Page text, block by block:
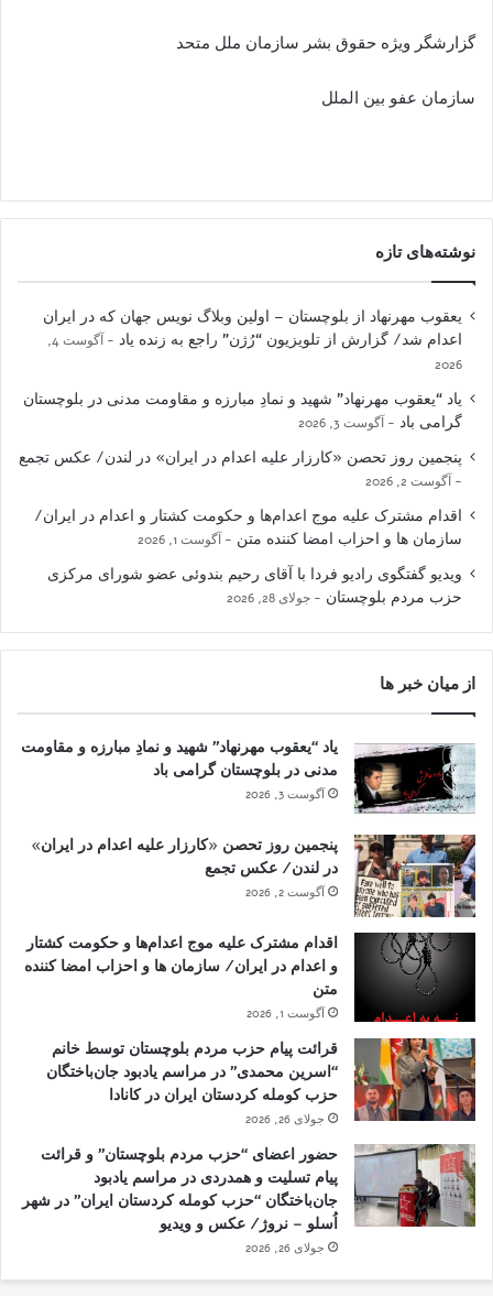
گزارشگر ویژه حقوق بشر سازمان ملل متحد
سازمان عفو بین الملل
نوشته‌های تازه
یعقوب مهرنهاد از بلوچستان – اولین وبلاگ نویس جهان که در ایران
اعدام شد/ گزارش از تلویزیون “رُژن” راجع به زنده یاد
آگوست 4,
2026
یاد “یعقوب مهرنهاد” شهید و نمادِ مبارزه و مقاومت مدنی در بلوچستان
گرامی باد
آگوست 3, 2026
پنجمین روز تحصن «کارزار علیه اعدام در ایران» در لندن/ عکس تجمع
آگوست 2, 2026
اقدام مشترک علیه موج اعدام‌ها و حکومت کشتار و اعدام در ایران/
سازمان ها و احزاب امضا کننده متن
آگوست 1, 2026
ویدیو گفتگوی رادیو فردا با آقای رحیم بندوئی عضو شورای مرکزی
حزب مردم بلوچستان
جولای 28, 2026
از میان خبر ها
یاد “یعقوب مهرنهاد” شهید و نمادِ مبارزه و مقاومت
مدنی در بلوچستان گرامی باد
آگوست 3, 2026
پنجمین روز تحصن «کارزار علیه اعدام در ایران»
در لندن/ عکس تجمع
آگوست 2, 2026
اقدام مشترک علیه موج اعدام‌ها و حکومت کشتار
و اعدام در ایران/ سازمان ها و احزاب امضا کننده
متن
آگوست 1, 2026
قرائت پیام حزب مردم بلوچستان توسط خانم
“اسرین محمدی” در مراسم یادبود جان‌باختگان
حزب کومله کردستان ایران در کانادا
جولای 26, 2026
حضور اعضای “حزب مردم بلوچستان” و قرائت
پیام تسلیت و همدردی در مراسم یادبود
جان‌باختگان “حزب کومله کردستان ایران” در شهر
اُسلو – نروژ/ عکس و ویدیو
جولای 26, 2026